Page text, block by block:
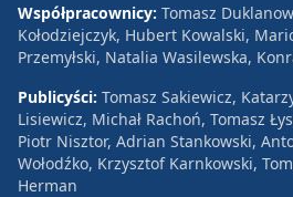
Współpracownicy: Tomasz
Kołodziejczyk, Hubert Kowalski,
Przemyłski, Natalia Wasilewska,
Publicyści: Tomasz Sakiewicz,
Lisiewicz, Michał Rachoń, Tomasz
Piotr Nisztor, Adrian Stankowski,
Wołodźko, Krzysztof Karnkowski,
Herman